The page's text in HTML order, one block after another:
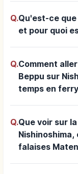
Q.Qu'est-ce que
et pour quoi
Q.Comment
Beppu sur
temps en
Q.Que voir sur
falaises